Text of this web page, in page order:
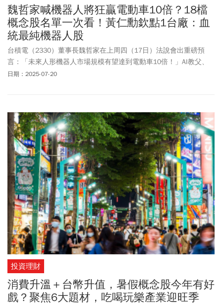
魏哲家喊機器人將狂贏電動車10倍？18檔
概念股名單一次看！黃仁勳欽點1台廠：血
統最純機器人股
台積電（2330）董事長魏哲家在上周四（17日）法說會出重磅預
言：「未來人形機器人市場規模有望達到電動車10倍！」AI教父、
輝達（Nvidia）執行長黃仁勳更直指，下一波AI浪潮將是「實體AI」
日期：2025-07-20
投資理財
消費升溫＋台幣升值，暑假概念股今年有好
戲？聚焦6大題材，吃喝玩樂產業迎旺季